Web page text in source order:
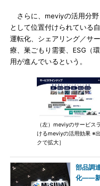
さらに、meviyの活用分野
として位置付けられている
運転化、シェアリング／サ
療、巣ごもり需要、ESG（
用が進んでいるという。
（左）meviyのサービス
けるmeviyの活用効果 ※
クで拡大］
部品調
化――新